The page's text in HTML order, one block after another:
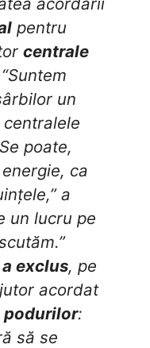
pentru
centrale
un
poate,
ca
a
un lucru pe
a exclus, pe
acordat
podurilor:
să se